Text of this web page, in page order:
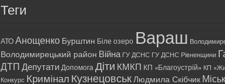
Теги
АТО Анощенко Бурштин Біле озеро Вараш
Володимирецький район Війна ГУ ДСНС ГУ ДСНС Рівненщини
ДТП Депутати Допомога Діти КМКП КП «Благоустрій» КП
Конкурс Кримінал Кузнецовськ Людмила Скібчик